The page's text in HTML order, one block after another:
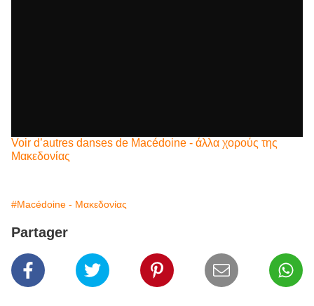
Voir d’autres danses de Macédoine - άλλα χορούς της
Μακεδονίας
#Macédoine - Μακεδονίας
Partager